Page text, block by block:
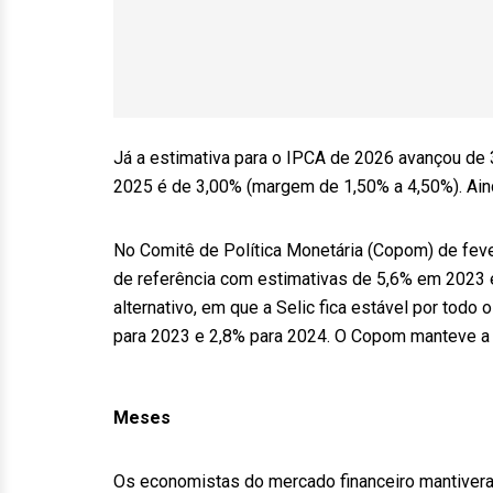
Já a estimativa para o IPCA de 2026 avançou de
2025 é de 3,00% (margem de 1,50% a 4,50%).
No Comitê de Política Monetária (Copom) de
de referência com estimativas de 5,6% em 2023
alternativo, em que a Selic fica estável por todo
para 2023 e 2,8% para 2024. O Copom manteve
Meses
Os economistas do mercado financeiro